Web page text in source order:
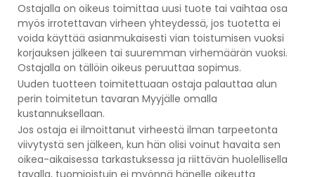
Ostajalla on oikeus toimittaa uusi tuote tai vaihtaa osa
myös irrotettavan virheen yhteydessä, jos tuotetta ei
voida käyttää asianmukaisesti vian toistumisen vuoksi
korjauksen jälkeen tai suuremman virhemäärän vuoksi.
Ostajalla on tällöin oikeus peruuttaa sopimus.
Uuden tuotteen toimitettuaan ostaja palauttaa alun
perin toimitetun tavaran Myyjälle omalla
kustannuksellaan.
Jos ostaja ei ilmoittanut virheestä ilman tarpeetonta
viivytystä sen jälkeen, kun hän olisi voinut havaita sen
oikea-aikaisessa tarkastuksessa ja riittävän huolellisella
tavalla, tuomioistuin ei myönnä hänelle oikeutta